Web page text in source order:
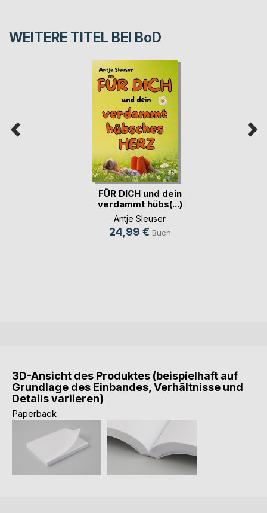
WEITERE TITEL BEI BoD
FÜR DICH und dein
verdammt hübs(...)
Antje Sleuser
24,99 € Buch
3D-Ansicht des Produktes (beispielhaft auf
Grundlage des Einbandes, Verhältnisse und
Details variieren)
Paperback